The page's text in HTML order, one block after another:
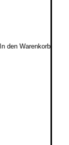
In den Warenkorb